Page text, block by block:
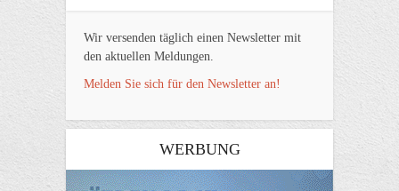
Wir versenden täglich einen Newsletter mit
den aktuellen Meldungen.
Melden Sie sich für den Newsletter an!
WERBUNG